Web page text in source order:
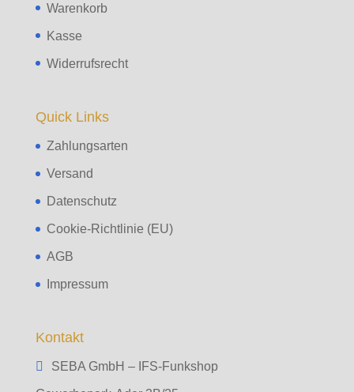
Warenkorb
Kasse
Widerrufsrecht
Quick Links
Zahlungsarten
Versand
Datenschutz
Cookie-Richtlinie (EU)
AGB
Impressum
Kontakt
SEBA GmbH – IFS-Funkshop